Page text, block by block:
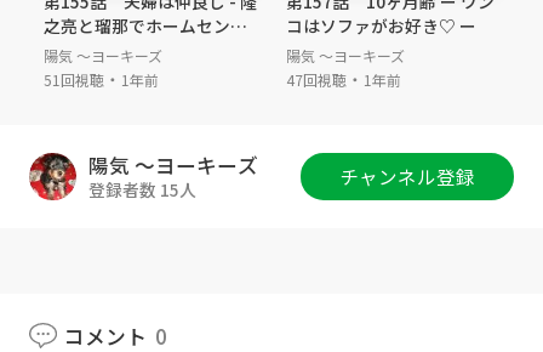
th-weeks-old #nineth-months-old #family #b
uddy-buddy #loves-for-parents #like-to-play-
with-dad #breakfast #sibling quarrel
之亮と瑠那でホームセンタ
ーへお買い物 -
陽気 ～ヨーキーズ
51回視聴・ 1年前
コはソファがお好き♡ ー
陽気 ～ヨーキーズ
47回視聴・ 1年前
陽気 ～ヨーキーズ
登録者数 15人
チャンネル登録
コメント 0